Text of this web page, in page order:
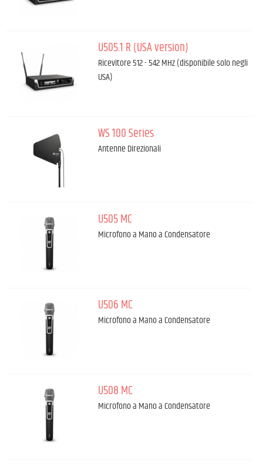
U505.1 R (USA version)
Ricevitore 512 - 542 MHz (disponibile solo negli
USA)
WS 100 Series
Antenne Direzionali
U505 MC
Microfono a Mano a Condensatore
U506 MC
Microfono a Mano a Condensatore
U508 MC
Microfono a Mano a Condensatore